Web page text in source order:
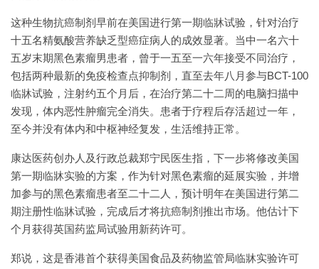
这种生物抗癌制剂早前在美国进行第一期临牀试验，针对治疗
十五名精氨酸营养缺乏型癌症病人的成效显著。当中一名六十
五岁末期黑色素瘤男患者，曾于一五至一六年接受不同治疗，
包括两种最新的免疫检查点抑制剂，直至去年八月参与BCT-100
临牀试验，注射约五个月后，在治疗第二十二周的电脑扫描中
发现，体内恶性肿瘤完全消失。患者于疗程后存活超过一年，
至今并没有体内和中枢神经复发，生活维持正常。
康达医药创办人及行政总裁郑宁民医生指，下一步将修改美国
第一期临牀实验的方案，作为针对黑色素瘤的延展实验，并增
加参与的黑色素瘤患者至二十二人，预计明年在美国进行第二
期注册性临牀试验，完成后才将抗癌制剂推出市场。他估计下
个月获得英国药监局试验用新药许可。
郑说，这是香港首个获得美国食品及药物监管局临牀实验许可